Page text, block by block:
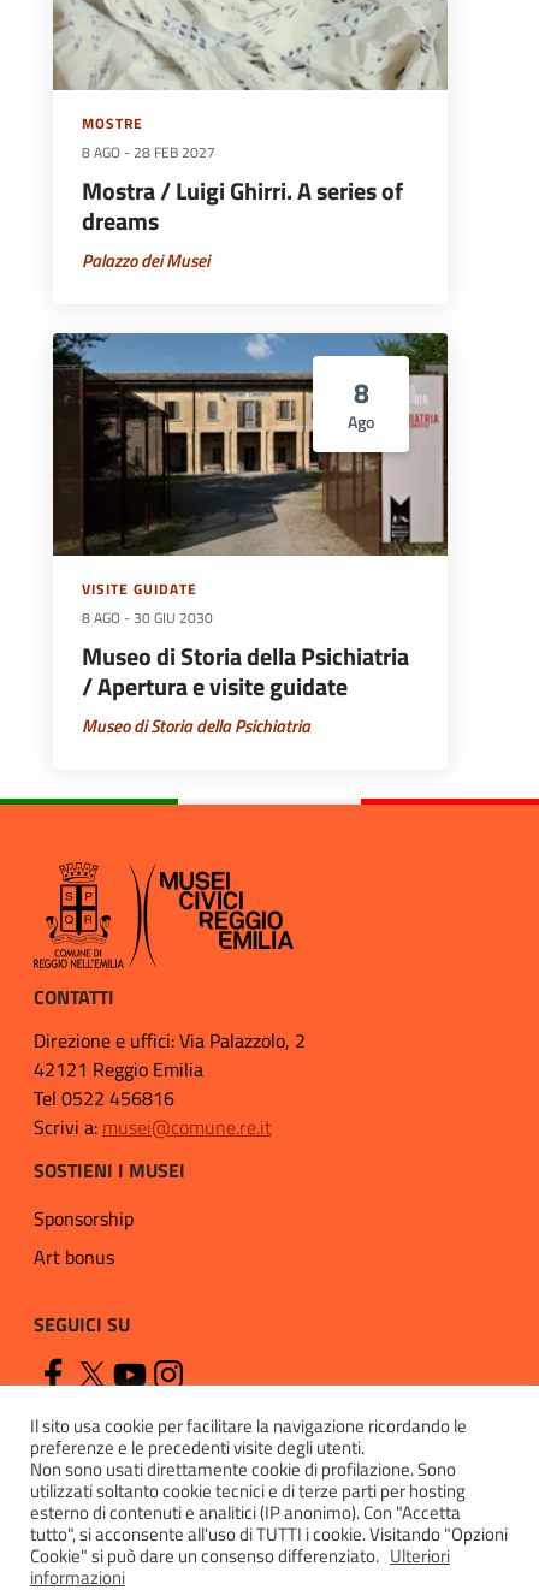
MOSTRE
8 AGO -28 FEB 2027
Mostra / Luigi Ghirri. A series of
dreams
Palazzo dei Musei
8
Ago
VISITE GUIDATE
8 AGO -30 GIU 2030
Museo di Storia della Psichiatria
/ Apertura e visite guidate
Museo di Storia della Psichiatria
CONTATTI
Direzione e uffici: Via Palazzolo, 2
42121 Reggio Emilia
Tel 0522 456816
Scrivi a: musei@comune.re.it
SOSTIENI I MUSEI
Sponsorship
Art bonus
SEGUICI SU
Privacy
Cookie policy
Il sito usa cookie per facilitare la navigazione ricordando le
preferenze e le precedenti visite degli utenti.
Non sono usati direttamente cookie di profilazione. Sono
utilizzati soltanto cookie tecnici e di terze parti per hosting
esterno di contenuti e analitici (IP anonimo). Con "Accetta
tutto", si acconsente all'uso di TUTTI i cookie. Visitando "Opzioni
Cookie" si può dare un consenso differenziato. Ulteriori
informazioni